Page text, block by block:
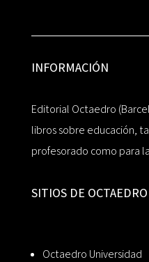
INFORMACIÓN
Editorial Octaedro
libros sobre educación,
profesorado como para
SITIOS DE OCTAEDRO
Octaedro Universidad